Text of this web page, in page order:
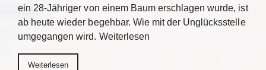
ein 28-Jähriger von einem Baum erschlagen wurde, ist
ab heute wieder begehbar. Wie mit der Unglücksstelle
umgegangen wird. Weiterlesen
Weiterlesen